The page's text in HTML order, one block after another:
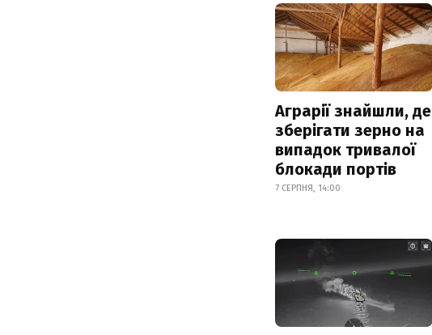
Аграрії знайшли, де
зберігати зерно на
випадок тривалої
блокади портів
7 СЕРПНЯ, 14:00